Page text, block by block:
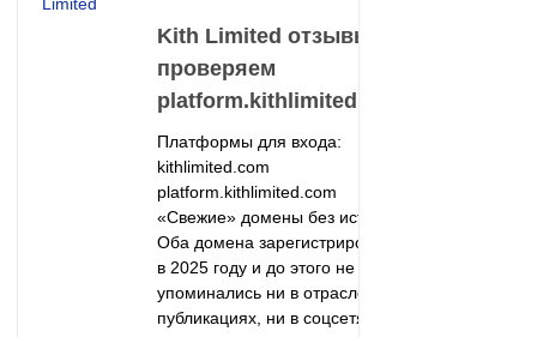
Kith Limited отзывы:
проверяем
platform.kithlimited.com
Платформы для входа:
kithlimited.com
platform.kithlimited.com
«Свежие» домены без истории
Оба домена зарегистрированы
в 2025 году и до этого не
упоминались ни в отраслевых
публикациях, ни в соцсетях.